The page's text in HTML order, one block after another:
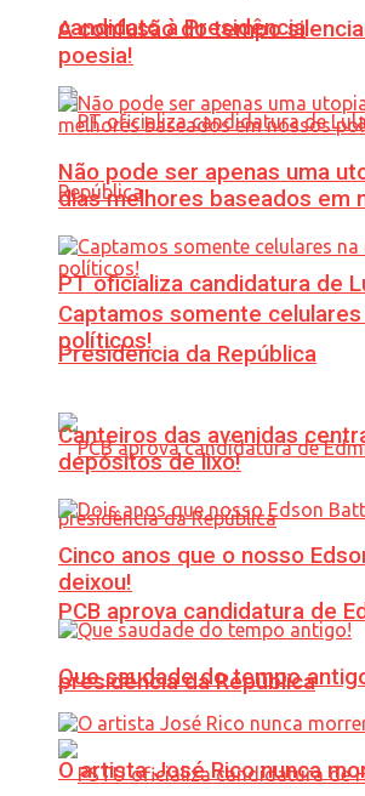
candidato à Presidência
PT oficializa candidatura de
Presidência da República
PCB aprova candidatura de
presidência da República
A confusão do tempo
poesia!
Não pode ser apenas uma
dias melhores baseados em
Captamos somente
políticos!
Canteiros das avenidas
depósitos de lixo!
Cinco anos que o nosso
deixou!
Que saudade do tempo
O artista José Rico nunca